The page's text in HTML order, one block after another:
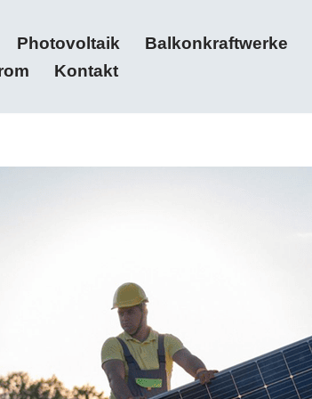
Photovoltaik Balkonkraftwerke
Kontakt